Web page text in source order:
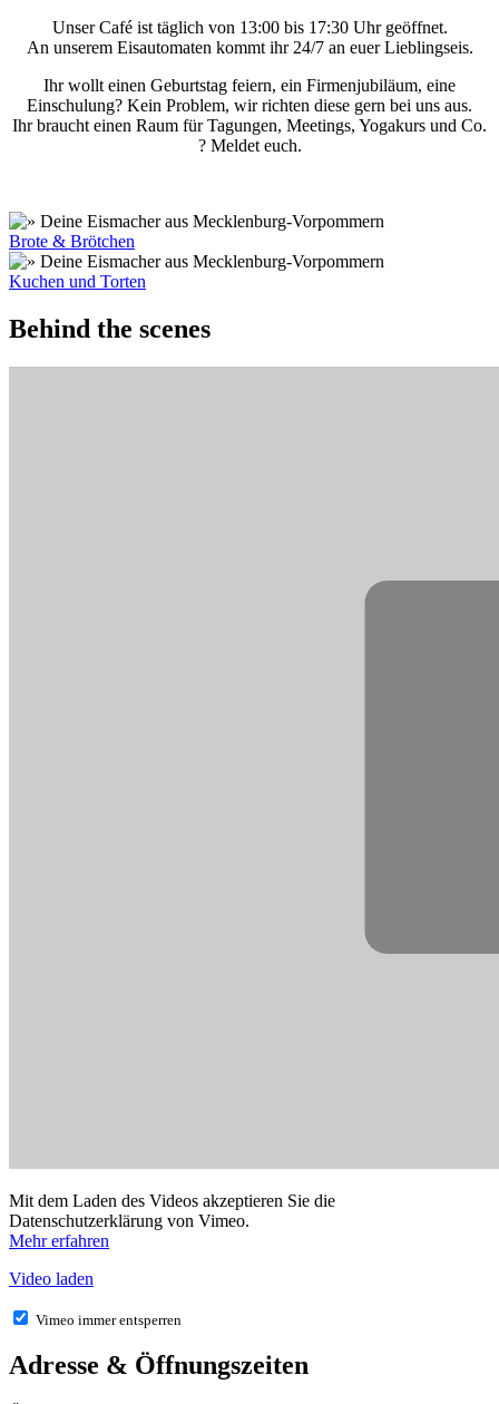
Unser Café ist täglich von 13:00 bis 17:30 Uhr geöffnet.
An unserem Eisautomaten kommt ihr 24/7 an euer Lieblingseis.
Ihr wollt einen Geburtstag feiern, ein Firmenjubiläum, eine
Einschulung? Kein Problem, wir richten diese gern bei uns aus.
Ihr braucht einen Raum für Tagungen, Meetings, Yogakurs und Co.
? Meldet euch.
Brote & Brötchen
Kuchen und Torten
Behind the scenes
Mit dem Laden des Videos akzeptieren Sie die
Datenschutzerklärung von Vimeo.
Mehr erfahren
Video laden
Vimeo immer entsperren
Adresse & Öffnungszeiten